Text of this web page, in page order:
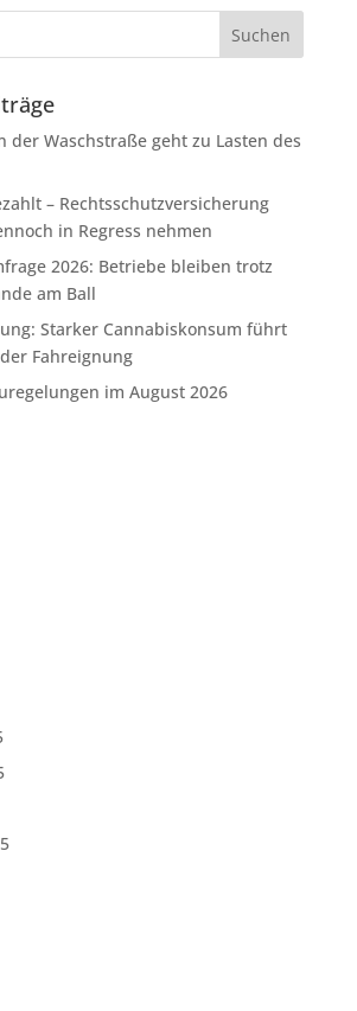
der Waschstraße geht zu Lasten des
– Rechtsschutzversicherung
in Regress nehmen
2026: Betriebe bleiben trotz
am Ball
Starker Cannabiskonsum führt
Fahreignung
im August 2026